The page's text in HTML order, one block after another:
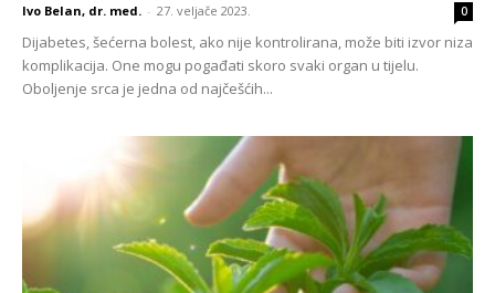
Ivo Belan, dr. med. - 27. veljače 2023. 0
Dijabetes, šećerna bolest, ako nije kontrolirana, može biti izvor niza
komplikacija. One mogu pogađati skoro svaki organ u tijelu.
Oboljenje srca je jedna od najčešćih...